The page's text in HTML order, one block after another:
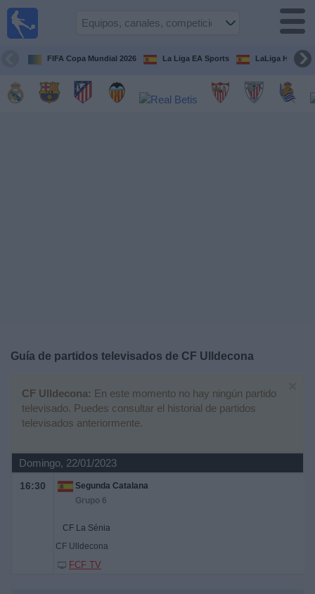
FIFA Copa Mundial 2026 La Liga EA Sports LaLiga
Guía de partidos televisados de CF Ulldecona
CF Ulldecona: En este momento no hay ningún partido
televisado. Puedes consultar el historial de partidos
televisados anteriormente.
Domingo, 22/01/2023
16:30
Segunda Catalana
Grupo 6
CF La Sénia
CF Ulldecona
FCF TV
Guía de
Televisados
Noticias
Widget